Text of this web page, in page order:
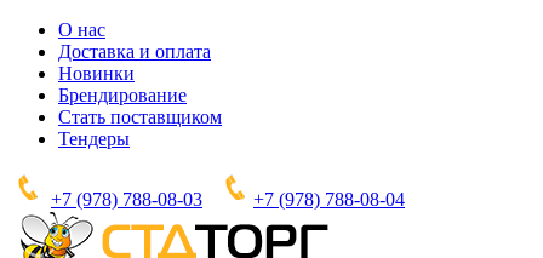
О нас
Доставка и оплата
Новинки
Брендирование
Стать поставщиком
Тендеры
+7 (978) 788-08-03 +7 (978) 788-08-04